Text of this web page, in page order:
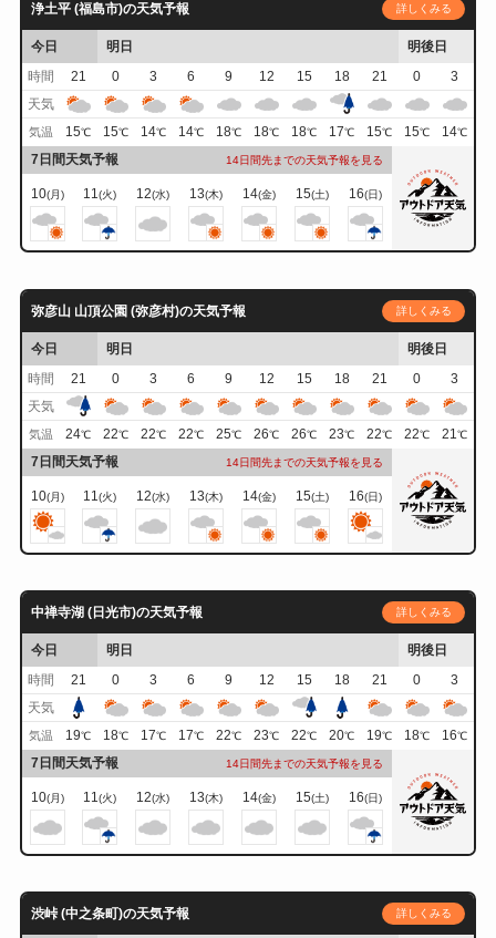
浄土平 (福島市)の天気予報 詳しくみる
今日 明日
明後日
時間
21 0 3 6 9 12 15 18 21 0
3
天気
気温 15℃ 15℃ 14℃ 14℃ 18℃ 18℃ 18℃ 17℃ 15℃ 15℃ 14℃
7日間天気予報 14日間先までの天気予報を見る
10(月) 11(火) 12(水) 13(木) 14(金) 15(土) 16(日)
弥彦山 山頂公園 (弥彦村)の天気予報 詳しくみる
今日 明日
明後日
時間
21 0 3 6 9 12 15 18 21 0
3
天気
気温 24℃ 22℃ 22℃ 22℃ 25℃ 26℃ 26℃ 23℃ 22℃ 22℃ 21℃
7日間天気予報 14日間先までの天気予報を見る
10(月) 11(火) 12(水) 13(木) 14(金) 15(土) 16(日)
中禅寺湖 (日光市)の天気予報 詳しくみる
今日 明日
明後日
時間
21 0 3 6 9 12 15 18 21 0
3
天気
気温 19℃ 18℃ 17℃ 17℃ 22℃ 23℃ 22℃ 20℃ 19℃ 18℃ 16℃
7日間天気予報 14日間先までの天気予報を見る
10(月) 11(火) 12(水) 13(木) 14(金) 15(土) 16(日)
渋峠 (中之条町)の天気予報 詳しくみる